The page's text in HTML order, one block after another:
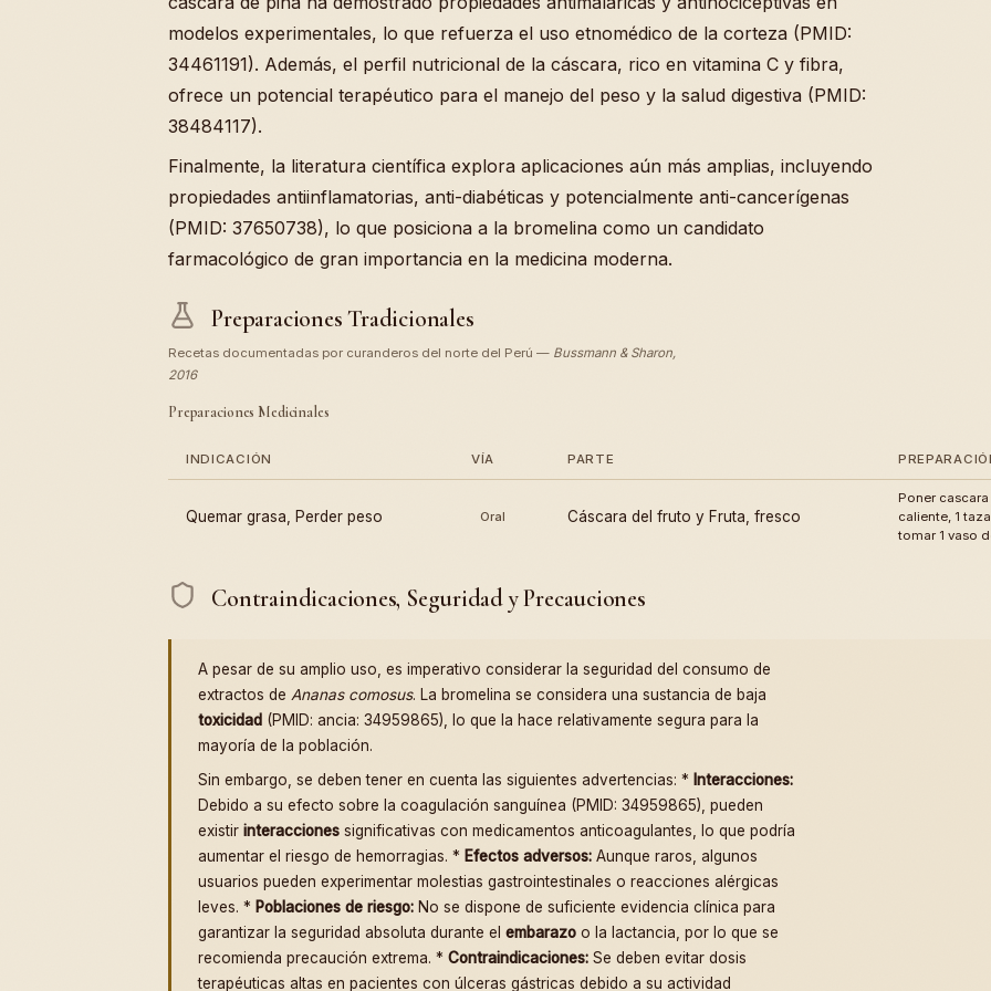
modelos experimentales, lo que refuerza el uso etnomédico de la corteza (PMID:
34461191). Además, el perfil nutricional de la cáscara, rico en vitamina C y fibra,
ofrece un potencial terapéutico para el manejo del peso y la salud digestiva (PMID:
38484117).
Finalmente, la literatura científica explora aplicaciones aún más amplias, incluyendo
propiedades antiinflamatorias, anti-diabéticas y potencialmente anti-cancerígenas
(PMID: 37650738), lo que posiciona a la bromelina como un candidato
farmacológico de gran importancia en la medicina moderna.
Preparaciones Tradicionales
Recetas documentadas por curanderos del norte del Perú — Bussmann & Sharon,
2016
Preparaciones Medicinales
INDICACIÓN VÍA PARTE
Quemar grasa, Perder peso Oral Cáscara del fruto y Fruta, fresco
Poner
caliente, 1
tomar 1 vaso
Contraindicaciones, Seguridad y Precauciones
A pesar de su amplio uso, es imperativo considerar la seguridad del consumo de
extractos de Ananas comosus. La bromelina se considera una sustancia de baja
toxicidad (PMID: ancia: 34959865), lo que la hace relativamente segura para la
mayoría de la población.
Sin embargo, se deben tener en cuenta las siguientes advertencias: * Interacciones:
Debido a su efecto sobre la coagulación sanguínea (PMID: 34959865), pueden
existir interacciones significativas con medicamentos anticoagulantes, lo que podría
aumentar el riesgo de hemorragias. * Efectos adversos: Aunque raros, algunos
usuarios pueden experimentar molestias gastrointestinales o reacciones alérgicas
leves. * Poblaciones de riesgo: No se dispone de suficiente evidencia clínica para
garantizar la seguridad absoluta durante el embarazo o la lactancia, por lo que se
recomienda precaución extrema. * Contraindicaciones: Se deben evitar dosis
terapéuticas altas en pacientes con úlceras gástricas debido a su actividad